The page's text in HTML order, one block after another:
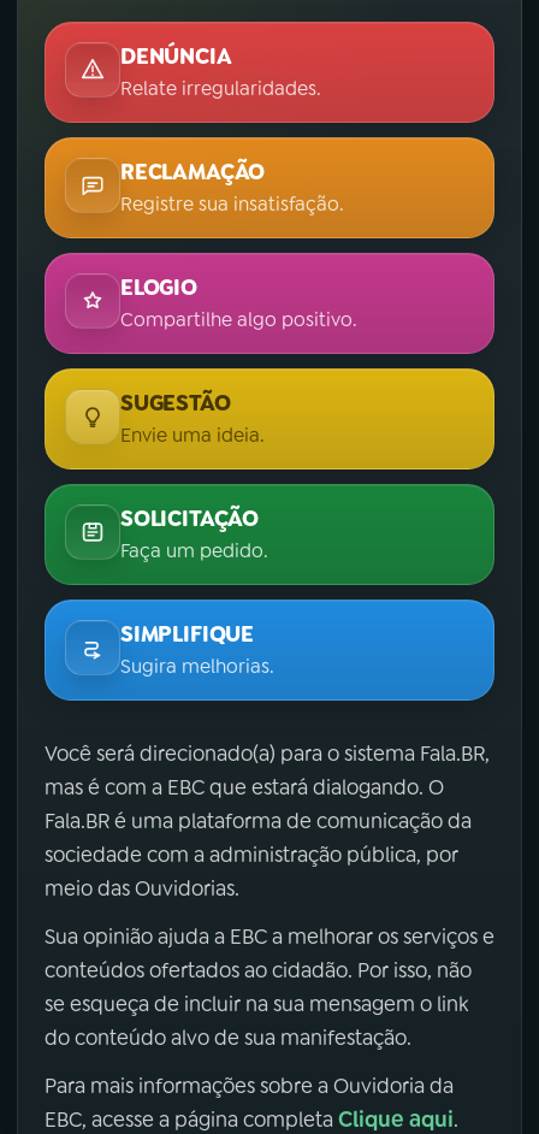
DENÚNCIA
Relate irregularidades.
RECLAMAÇÃO
Registre sua insatisfação.
ELOGIO
Compartilhe algo positivo.
SUGESTÃO
Envie uma ideia.
SOLICITAÇÃO
Faça um pedido.
SIMPLIFIQUE
Sugira melhorias.
Você será direcionado(a) para o sistema Fala.BR,
mas é com a EBC que estará dialogando. O
Fala.BR é uma plataforma de comunicação da
sociedade com a administração pública, por
meio das Ouvidorias.
Sua opinião ajuda a EBC a melhorar os serviços e
conteúdos ofertados ao cidadão. Por isso, não
se esqueça de incluir na sua mensagem o link
do conteúdo alvo de sua manifestação.
Para mais informações sobre a Ouvidoria da
EBC, acesse a página completa Clique aqui.